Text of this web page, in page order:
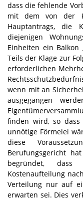
dass die fehlende
mit dem von der
Hauptantrags, die
diejenigen
Einheiten ein
Teils der Klage zur
erforderlichen
wenn mit an
ausgegangen
finden wird, so dass
unnötige Förmelei
diese
Berufungsgericht
begründet, dass
Kostenaufteilung
Verteilung nur auf
erwarten sei. Dies